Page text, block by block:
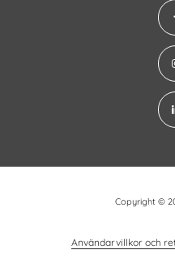
Copyright ©
Användarvillkor och